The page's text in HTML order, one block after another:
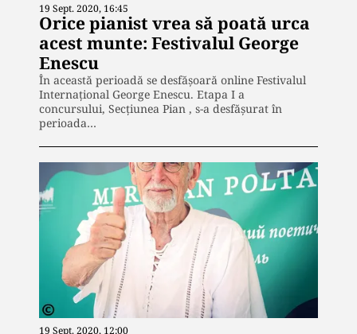
19 Sept. 2020, 16:45
Orice pianist vrea să poată urca
acest munte: Festivalul George
Enescu
În această perioadă se desfăşoară online Festivalul
Internaţional George Enescu. Etapa I a
concursului, Secțiunea Pian , s-a desfășurat în
perioada…
19 Sept. 2020, 12:00